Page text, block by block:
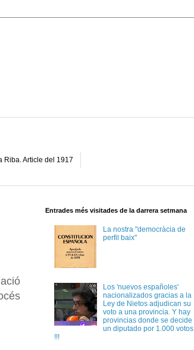
Riba. Article del 1917
Entrades més visitades de la darrera setmana
La nostra "democràcia de
perfil baix"
Los 'nuevos españoles'
nacionalizados gracias a la
Ley de Nietos adjudican su
voto a una provincia. Y hay
provincias donde se decide
un diputado por 1.000 votos
!!!